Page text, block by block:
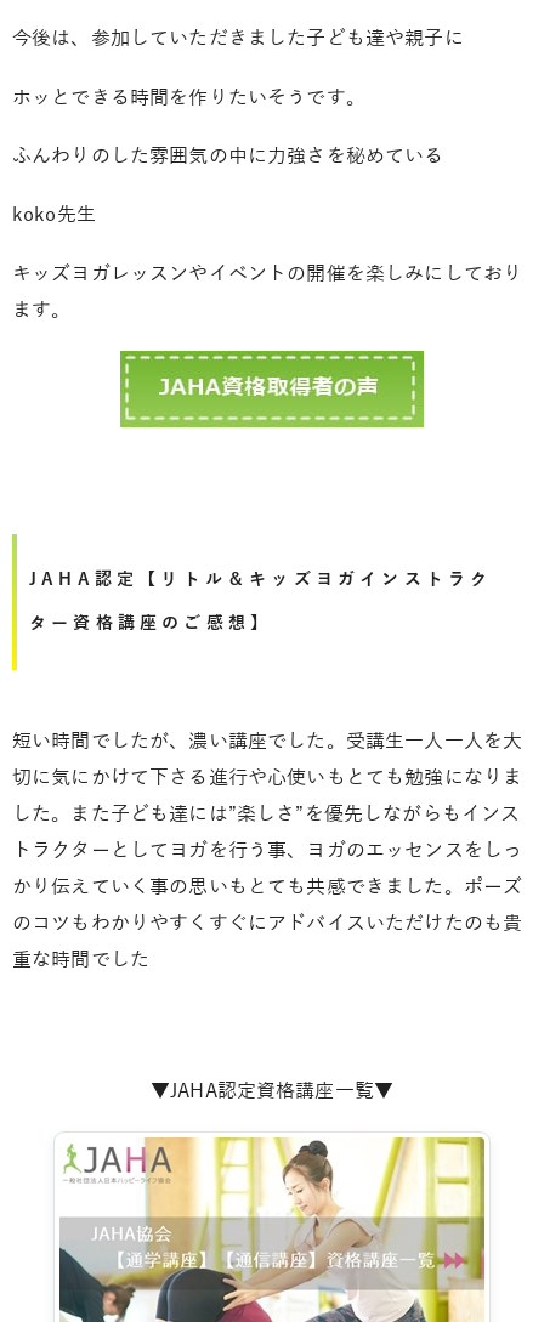
今後は、参加していただきました子ども達や親子に
ホッとできる時間を作りたいそうです。
ふんわりのした雰囲気の中に力強さを秘めている
koko先生
キッズヨガレッスンやイベントの開催を楽しみにしており
ます。
JAHA認定【リトル＆キッズヨガインストラク
ター資格講座のご感想】
短い時間でしたが、濃い講座でした。受講生一人一人を大
切に気にかけて下さる進行や心使いもとても勉強になりま
した。また子ども達には”楽しさ”を優先しながらもインス
トラクターとしてヨガを行う事、ヨガのエッセンスをしっ
かり伝えていく事の思いもとても共感できました。ポーズ
のコツもわかりやすくすぐにアドバイスいただけたのも貴
重な時間でした
▼JAHA認定資格講座一覧▼